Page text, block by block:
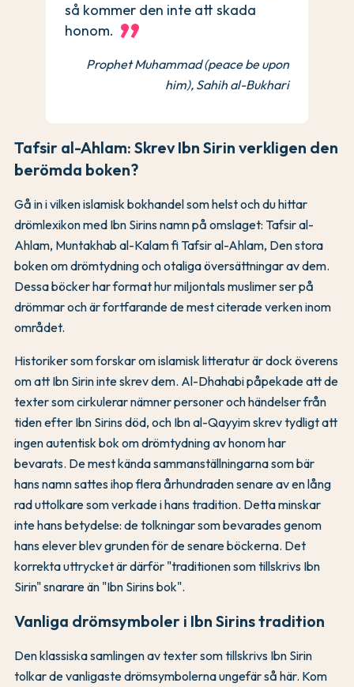
så kommer den inte att skada
honom.
Prophet Muhammad (peace be upon
him), Sahih al-Bukhari
Tafsir al-Ahlam: Skrev Ibn Sirin verkligen den
berömda boken?
Gå in i vilken islamisk bokhandel som helst och du hittar
drömlexikon med Ibn Sirins namn på omslaget: Tafsir al-
Ahlam, Muntakhab al-Kalam fi Tafsir al-Ahlam, Den stora
boken om drömtydning och otaliga översättningar av dem.
Dessa böcker har format hur miljontals muslimer ser på
drömmar och är fortfarande de mest citerade verken inom
området.
Historiker som forskar om islamisk litteratur är dock överens
om att Ibn Sirin inte skrev dem. Al-Dhahabi påpekade att de
texter som cirkulerar nämner personer och händelser från
tiden efter Ibn Sirins död, och Ibn al-Qayyim skrev tydligt att
ingen autentisk bok om drömtydning av honom har
bevarats. De mest kända sammanställningarna som bär
hans namn sattes ihop flera århundraden senare av en lång
rad uttolkare som verkade i hans tradition. Detta minskar
inte hans betydelse: de tolkningar som bevarades genom
hans elever blev grunden för de senare böckerna. Det
korrekta uttrycket är därför "traditionen som tillskrivs Ibn
Sirin" snarare än "Ibn Sirins bok".
Vanliga drömsymboler i Ibn Sirins tradition
Den klassiska samlingen av texter som tillskrivs Ibn Sirin
tolkar de vanligaste drömsymbolerna ungefär så här. Kom